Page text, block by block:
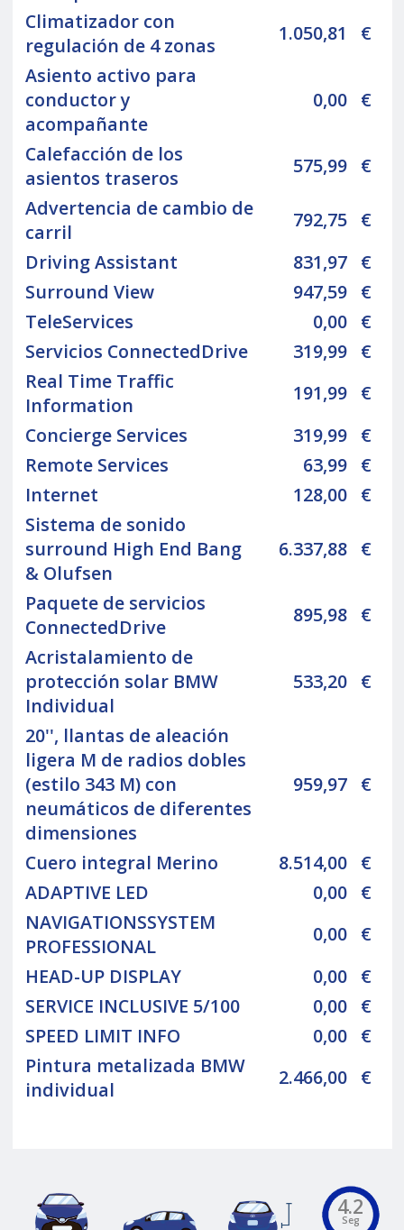
Climatizador con
regulación de 4 zonas
1.050,81
€
Asiento activo para
conductor y
acompañante
0,00 €
Calefacción de los
asientos traseros
575,99 €
Advertencia de cambio de
carril
792,75 €
Driving Assistant
831,97 €
Surround View
947,59 €
TeleServices
0,00 €
Servicios ConnectedDrive
319,99 €
Real Time Traffic
Information
191,99 €
Concierge Services
319,99 €
Remote Services
63,99 €
Internet
128,00 €
Sistema de sonido
surround High End Bang
& Olufsen
6.337,88 €
Paquete de servicios
ConnectedDrive
895,98 €
Acristalamiento de
protección solar BMW
Individual
533,20 €
20'', llantas de aleación
ligera M de radios dobles
(estilo 343 M) con
neumáticos de diferentes
dimensiones
959,97 €
Cuero integral Merino 8.514,00 €
ADAPTIVE LED
0,00 €
NAVIGATIONSSYSTEM
PROFESSIONAL
0,00 €
HEAD-UP DISPLAY
0,00 €
SERVICE INCLUSIVE 5/100
0,00 €
SPEED LIMIT INFO
0,00 €
Pintura metalizada BMW
individual
2.466,00 €
4.2
Seg